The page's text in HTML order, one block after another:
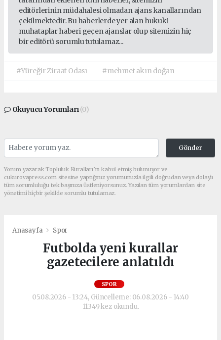
editörlerinin müdahalesi olmadan ajans kanallarından
çekilmektedir. Bu haberlerde yer alan hukuki
muhataplar haberi geçen ajanslar olup sitemizin hiç
bir editörü sorumlu tutulamaz...
#Yüreğir Ziraat Odası #mehmet akın doğan
Okuyucu Yorumları(0)
Gönder
Yorum yazarak Topluluk Kuralları’nı kabul etmiş bulunuyor ve
cukurovapress.com sitesine yaptığınız yorumunuzla ilgili doğrudan veya dolaylı
tüm sorumluluğu tek başınıza üstleniyorsunuz. Yazılan tüm yorumlardan site
yönetimi hiçbir şekilde sorumlu tutulamaz.
Anasayfa Spor
Futbolda yeni kurallar
gazetecilere anlatıldı
SPOR
05.08.2026 - 13:24, Güncelleme: 06.08.2026 - 14:40
11349 kez okundu.